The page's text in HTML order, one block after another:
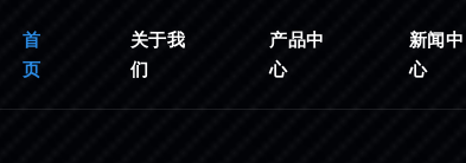
首
页
关于我
们
产品中
心
新闻中
心